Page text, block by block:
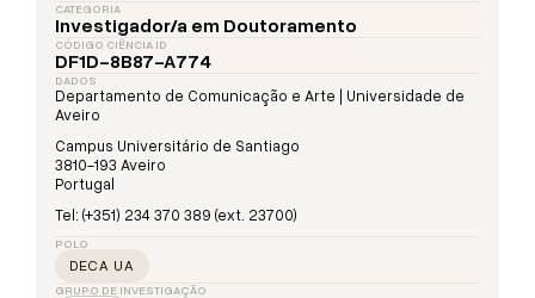
CATEGORIA
Investigador/a em Doutoramento
CÓDIGO CIÊNCIA ID
DF1D-8B87-A774
DADOS
Departamento de Comunicação e Arte | Universidade de
Aveiro
Campus Universitário de Santiago
3810-193 Aveiro
Portugal
Tel: (+351) 234 370 389 (ext. 23700)
POLO
DECA UA
GRUPO DE INVESTIGAÇÃO